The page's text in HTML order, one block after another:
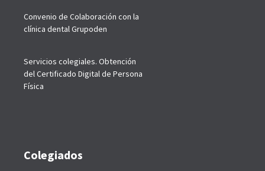
Convenio de Colaboración con la
clínica dental Grupoden
Servicios colegiales. Obtención
del Certificado Digital de Persona
Física
Colegiados